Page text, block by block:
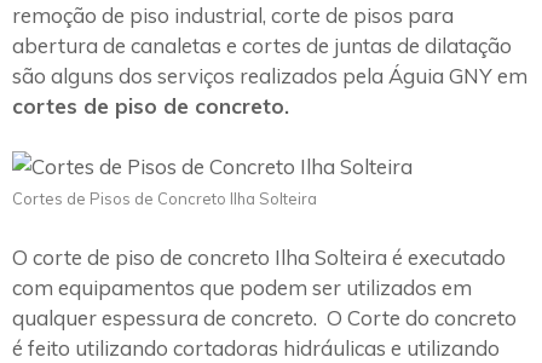
remoção de piso industrial, corte de pisos para
abertura de canaletas e cortes de juntas de dilatação
são alguns dos serviços realizados pela Águia GNY em
cortes de piso de concreto.
Cortes de Pisos de Concreto Ilha Solteira
O corte de piso de concreto Ilha Solteira é executado
com equipamentos que podem ser utilizados em
qualquer espessura de concreto. O Corte do concreto
é feito utilizando cortadoras hidráulicas e utilizando